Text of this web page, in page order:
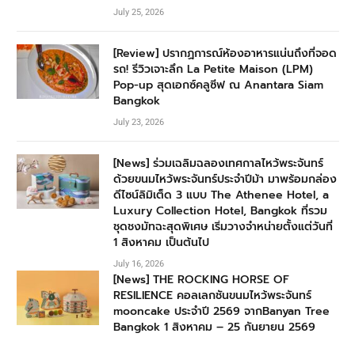
July 25, 2026
[Review] ปรากฏการณ์ห้องอาหารแน่นถึงที่จอด
รถ! รีวิวเจาะลึก La Petite Maison (LPM)
Pop-up สุดเอกซ์คลูซีฟ ณ Anantara Siam
Bangkok
July 23, 2026
[News] ร่วมเฉลิมฉลองเทศกาลไหว้พระจันทร์
ด้วยขนมไหว้พระจันทร์ประจำปีม้า มาพร้อมกล่อง
ดีไซน์ลิมิเต็ด 3 แบบ The Athenee Hotel, a
Luxury Collection Hotel, Bangkok ที่รวม
ชุดชงมัทฉะสุดพิเศษ เริ่มวางจำหน่ายตั้งแต่วันที่
1 สิงหาคม เป็นต้นไป
July 16, 2026
[News] THE ROCKING HORSE OF
RESILIENCE คอลเลกชันขนมไหว้พระจันทร์
mooncake ประจำปี 2569 จากBanyan Tree
Bangkok 1 สิงหาคม – 25 กันยายน 2569